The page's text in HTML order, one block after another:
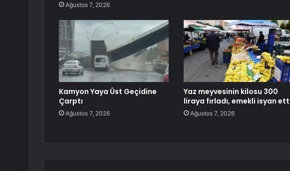
Ağustos 7, 2026
Kamyon Yaya Üst Geçidine
Çarptı
Ağustos 7, 2026
Yaz meyvesinin kilosu 300
liraya fırladı, emekli isyan
Ağustos 7, 2026